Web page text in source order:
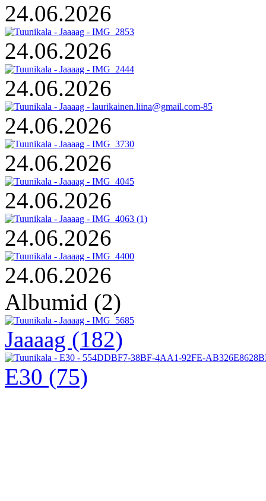
24.06.2026
24.06.2026
24.06.2026
24.06.2026
24.06.2026
24.06.2026
24.06.2026
24.06.2026
Albumid (2)
Jaaaag (182)
E30 (75)